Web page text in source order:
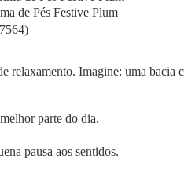
de Pés Festive Plum
Imagine: uma bacia
parte do dia.
pausa aos sentidos.